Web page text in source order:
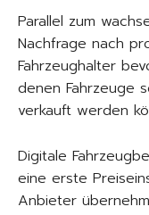
Parallel zum
Nachfrage nach
Fahrzeughalter
denen Fahrzeuge
verkauft werden
Digitale
eine erste
Anbieter